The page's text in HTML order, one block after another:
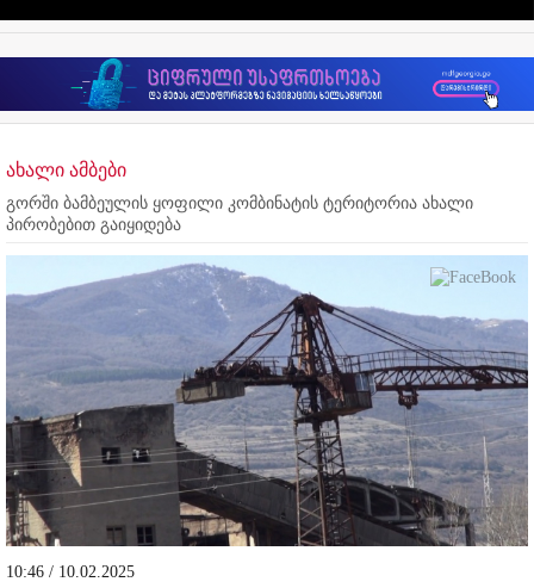
ახალი ამბები
გორში ბამბეულის ყოფილი კომბინატის ტერიტორია ახალი
პირობებით გაიყიდება
10:46 / 10.02.2025